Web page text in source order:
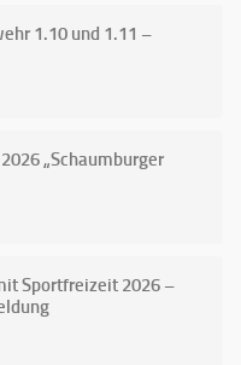
1.10 und 1.11 –
„Schaumburger
Sportfreizeit 2026 –